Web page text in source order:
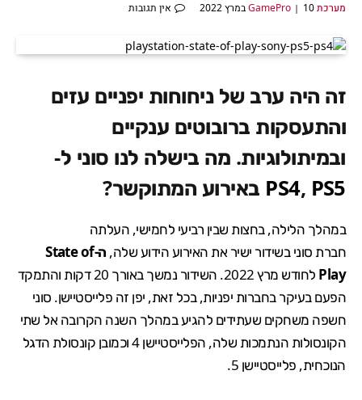
מערכת GamePro10 במרץ 2022 אין תגובות
זה היה ערב של ניחוחות יפניים עזים
והתעסקות ברובוטים ענקיים
ובמיתולוגיות. מה בישלה לנו סוני ל-
PS4, PS5 באירוע המתוקשר?
במהלך הלילה, בחצות שבין רביעי לחמישי, העלתה
חברת סוני בשידור ישיר את האירוע הידוע שלה,
ה-State of
Play
לחודש מרץ 2022. השידור נמשך באורך 20 דקות והתמקד
הפעם בעיקר בחברות יפניות, בכל זאת, יפן זה פלייסטיישן. סוני
חשפה משחקים שעתידים להגיע במהלך השנה הקרובה אל שתי
הקונסולות הנתמכות שלה, הפלייסטיישן 4 וכמובן קונסולת הדגל
הנוכחית, פלייסטיישן 5.